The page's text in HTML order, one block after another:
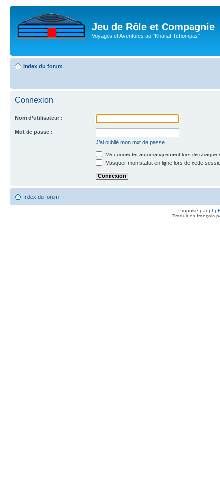
Jeu de Rôle et Compagnie
Voyages et Aventures au "Khanat Tchompas"
Index du forum
Connexion
Nom d’utilisateur :
Mot de passe :
J’ai oublié mon mot de passe
Me connecter automatiquement lors de chaque
Masquer mon statut en ligne lors de cette
Index du forum
Propulsé par
Traduit en français